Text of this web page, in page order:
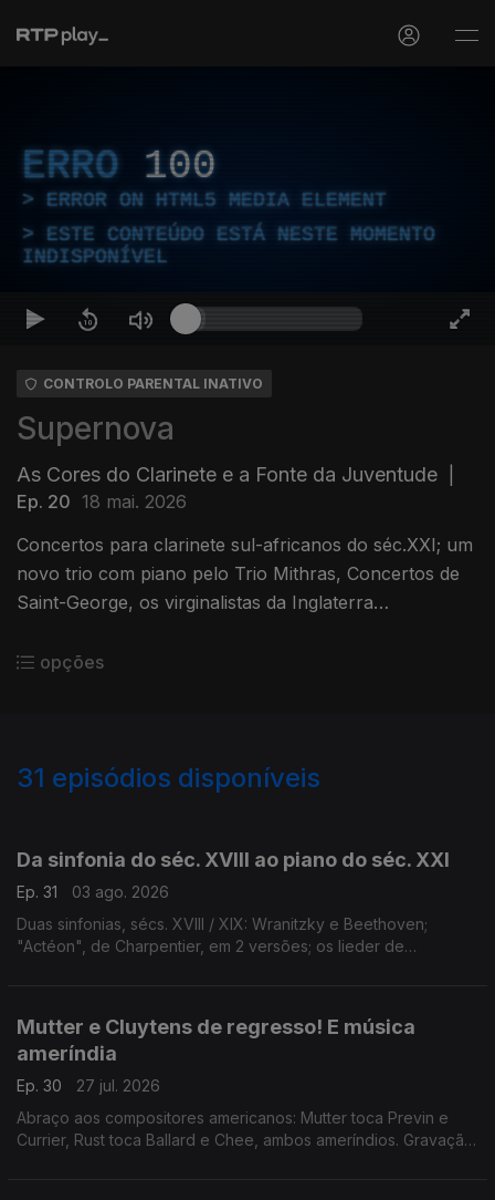
ERRO 100
ERROR ON HTML5 MEDIA ELEMENT
ESTE CONTEÚDO ESTÁ NESTE MOMENTO
INDISPONÍVEL
CONTROLO PARENTAL INATIVO
Supernova
As Cores do Clarinete e a Fonte da Juventude
Ep. 20 18 mai. 2026
Concertos para clarinete sul-africanos do séc.XXI; um
novo trio com piano pelo Trio Mithras, Concertos de
Saint-George, os virginalistas da Inglaterra
Florence Price.
opções
31 episódios disponíveis
Da sinfonia do séc. XVIII ao piano do séc. XXI
Ep. 31
03 ago. 2026
Duas sinfonias, sécs. XVIII / XIX: Wranitzky e Beethoven;
"Actéon", de Charpentier, em 2 versões; os lieder de
Mutter e Cluytens de regresso! E música
ameríndia
Ep. 30
27 jul. 2026
Abraço aos compositores americanos: Mutter toca Previn e
Currier, Rust toca Ballard e Chee, ambos ameríndios. Gravação